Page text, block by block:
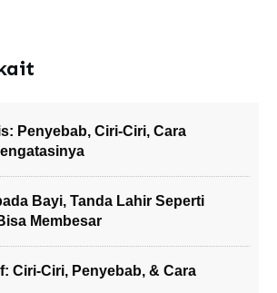
Penyebab, Ciri-Ciri, Cara
Bayi, Tanda Lahir Seperti
Membesar
Ciri-Ciri, Penyebab, & Cara